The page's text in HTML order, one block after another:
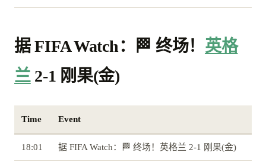
据 FIFA Watch：🏁 终场！ 英格
兰2-1 刚果(金)
Time Event
18:01 据 FIFA Watch：🏁 终场！英格兰 2-1 刚果(金)